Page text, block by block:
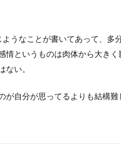
うなことが書いてあって、多
情というものは肉体から大きく
ない。
が自分が思ってるよりも結構難